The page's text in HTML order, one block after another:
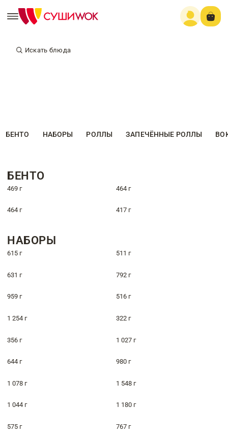
Искать блюда
БЕНТО НАБОРЫ РОЛЛЫ ЗАПЕЧЁННЫЕ РОЛЛЫ
БЕНТО
469 г 464 г
464 г 417 г
НАБОРЫ
615 г 511 г
631 г 792 г
959 г 516 г
1 254 г 322 г
356 г 1 027 г
644 г 980 г
1 078 г 1 548 г
1 044 г 1 180 г
575 г 767 г